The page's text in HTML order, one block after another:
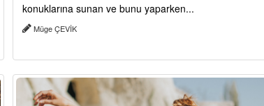
konuklarına sunan ve bunu yaparken...
Müge ÇEVİK